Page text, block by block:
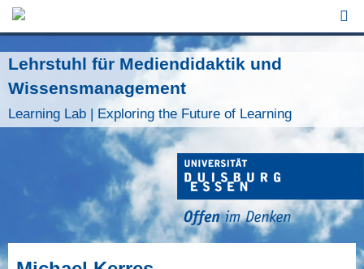
Jump to Navigation
Lehrstuhl für Mediendidaktik und
Wissensmanagement
Learning Lab | Exploring the Future of Learning